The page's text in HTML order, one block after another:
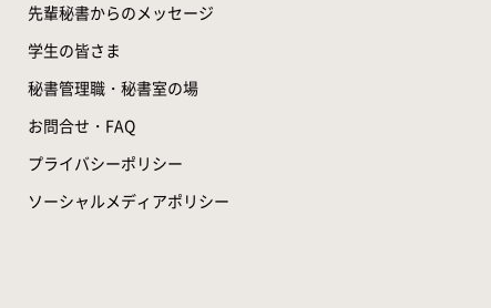
先輩秘書からのメッセージ
学生の皆さま
秘書管理職・秘書室の場
お問合せ・FAQ
プライバシーポリシー
ソーシャルメディアポリシー